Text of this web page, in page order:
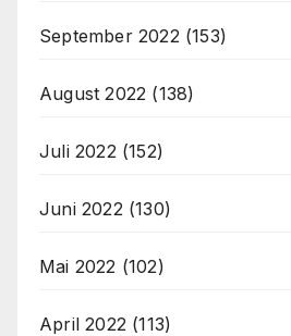
September 2022 (153)
August 2022 (138)
Juli 2022 (152)
Juni 2022 (130)
Mai 2022 (102)
April 2022 (113)